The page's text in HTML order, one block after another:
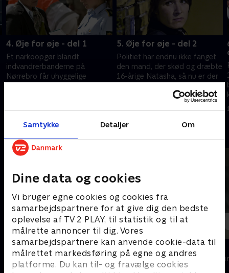
Samtykke Detaljer Om
Dine data og cookies
Vi bruger egne cookies og cookies fra
samarbejdspartnere for at give dig den bedste
oplevelse af TV 2 PLAY, til statistik og til at
målrette annoncer til dig. Vores
samarbejdspartnere kan anvende cookie-data til
målrettet markedsføring på egne og andres
platforme. Du kan til- og fravælge cookies
4. Øje for øje - del 1
Et narkoopgør blandt
indvandrerbanderne på
Nørrebro får uhyggelige
stadig nervøs for, hvad det er,
5. Øje for øje - del 2
Politiet har endnu ikke fanget
den mand, der skød og dræbte
16-årige Natasha, så nu er der
Natashas begravelse truer
hendes onkel med at tage
Natashas far også er desperat,
12. marts 2007 • 41 min
Klovn
Komedie • 11 sæsoner
Dicte
Krimi &